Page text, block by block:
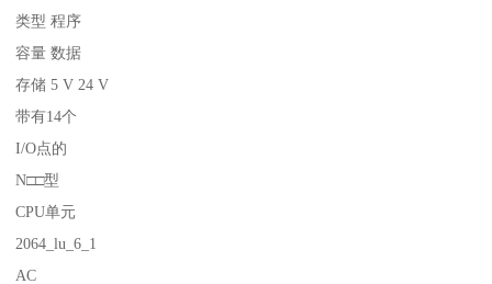
类型 程序
容量 数据
存储 5 V 24 V
带有14个
I/O点的
N□□型
CPU单元
2064_lu_6_1
AC